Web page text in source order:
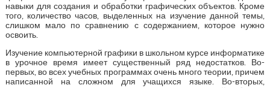
навыки для создания и обработки графических объектов. Кроме
того, количество часов, выделенных на изучение данной темы,
слишком мало по сравнению с содержанием, которое нужно
освоить.
Изучение компьютерной графики в школьном курсе информатике
в урочное время имеет существенный ряд недостатков. Во-
первых, во всех учебных программах очень много теории, причем
написанной на сложном для учащихся языке. Во-вторых,